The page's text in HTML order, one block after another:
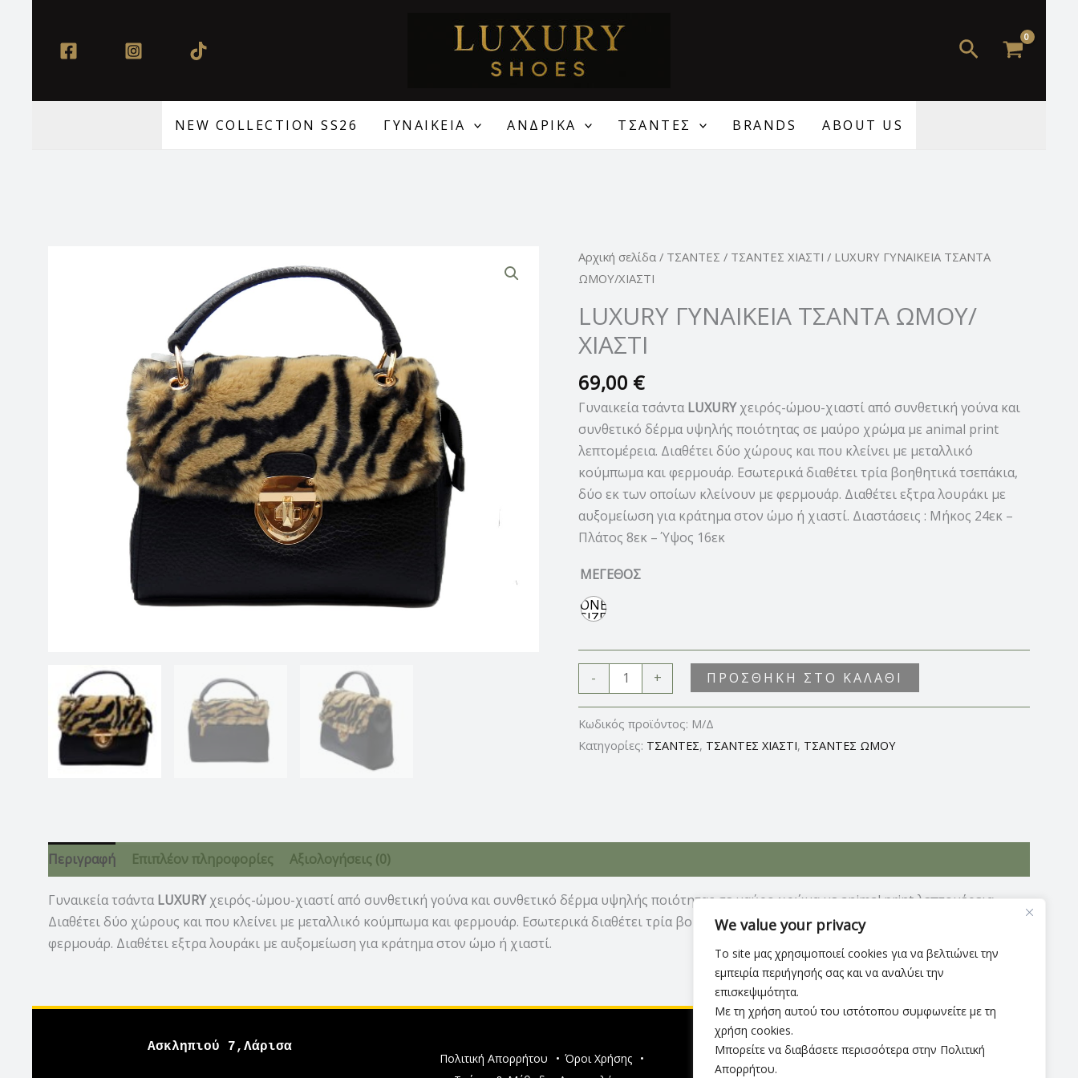
We value your privacy
Το site μας χρησιμοποιεί cookies για να βελτιώνει την
εμπειρία περιήγησής σας και να αναλύει την
επισκεψιμότητα.
Με τη χρήση αυτού του ιστότοπου συμφωνείτε με τη
χρήση cookies.
Μπορείτε να διαβάσετε περισσότερα στην Πολιτική
Απορρήτου.
περιεχόμενο
Αναζήτηση
NEW COLLECTION SS26 ΓΥΝΑΙΚΕΙΑ ΑΝΔΡΙΚΑ ΤΣΑΝΤΕΣ BRANDS ABOUT US
Αρχική σελίδα/ ΤΣΑΝΤΕΣ / ΤΣΑΝΤΕΣ ΧΙΑΣΤΙ / LUXURY ΓΥΝΑΙΚΕΙΑ ΤΣΑΝΤΑ
ΩΜΟΥ/ΧΙΑΣΤΙ
LUXURY ΓΥΝΑΙΚΕΙΑ ΤΣΑΝΤΑ ΩΜΟΥ/
ΧΙΑΣΤΙ
69,00 €
Γυναικεία τσάνταLUXURYχειρός-ώμου-χιαστί από συνθετική γούνα και
συνθετικό δέρμα υψηλής ποιότητας σε μαύρο χρώμα με animal print
λεπτομέρεια. Διαθέτει δύο χώρους και που κλείνει με μεταλλικό
κούμπωμα και φερμουάρ. Εσωτερικά διαθέτει τρία βοηθητικά τσεπάκια,
δύο εκ των οποίων κλείνουν με φερμουάρ. Διαθέτει εξτρα λουράκι με
αυξομείωση για κράτημα στον ώμο ή χιαστί. Διαστάσεις : Μήκος 24εκ –
Πλάτος 8εκ – Ύψος 16εκ
ΜΕΓΕΘΟΣ
ONE
SIZE
-
LUXURY
ΓΥΝΑΙΚΕΙΑ
ΩΜΟΥ/
ΧΙΑΣΤΙ
+ ΠΡΟΣΘΉΚΗ ΣΤΟ ΚΑΛΆΘΙ
Κωδικός προϊόντος: Μ/Δ
Κατηγορίες: ΤΣΑΝΤΕΣ, ΤΣΑΝΤΕΣ ΧΙΑΣΤΙ, ΤΣΑΝΤΕΣ ΩΜΟΥ
Περιγραφή Επιπλέον πληροφορίες Αξιολογήσεις (0)
Γυναικεία τσάνταLUXURYχειρός-ώμου-χιαστί από συνθετική γούνα και συνθετικό δέρμα υψηλής ποιότητας σε μαύρο χρώμα με animal print λεπτομέρεια.
Διαθέτει δύο χώρους και που κλείνει με μεταλλικό κούμπωμα και φερμουάρ. Εσωτερικά διαθέτει τρία βοηθητικά τσεπάκια, δύο εκ των οποίων κλείνουν με
φερμουάρ. Διαθέτει εξτρα λουράκι με αυξομείωση για κράτημα στον ώμο ή χιαστί.
Ασκληπιού 7,Λάρισα
Πολιτική Απορρήτου • Όροι Χρήσης
•